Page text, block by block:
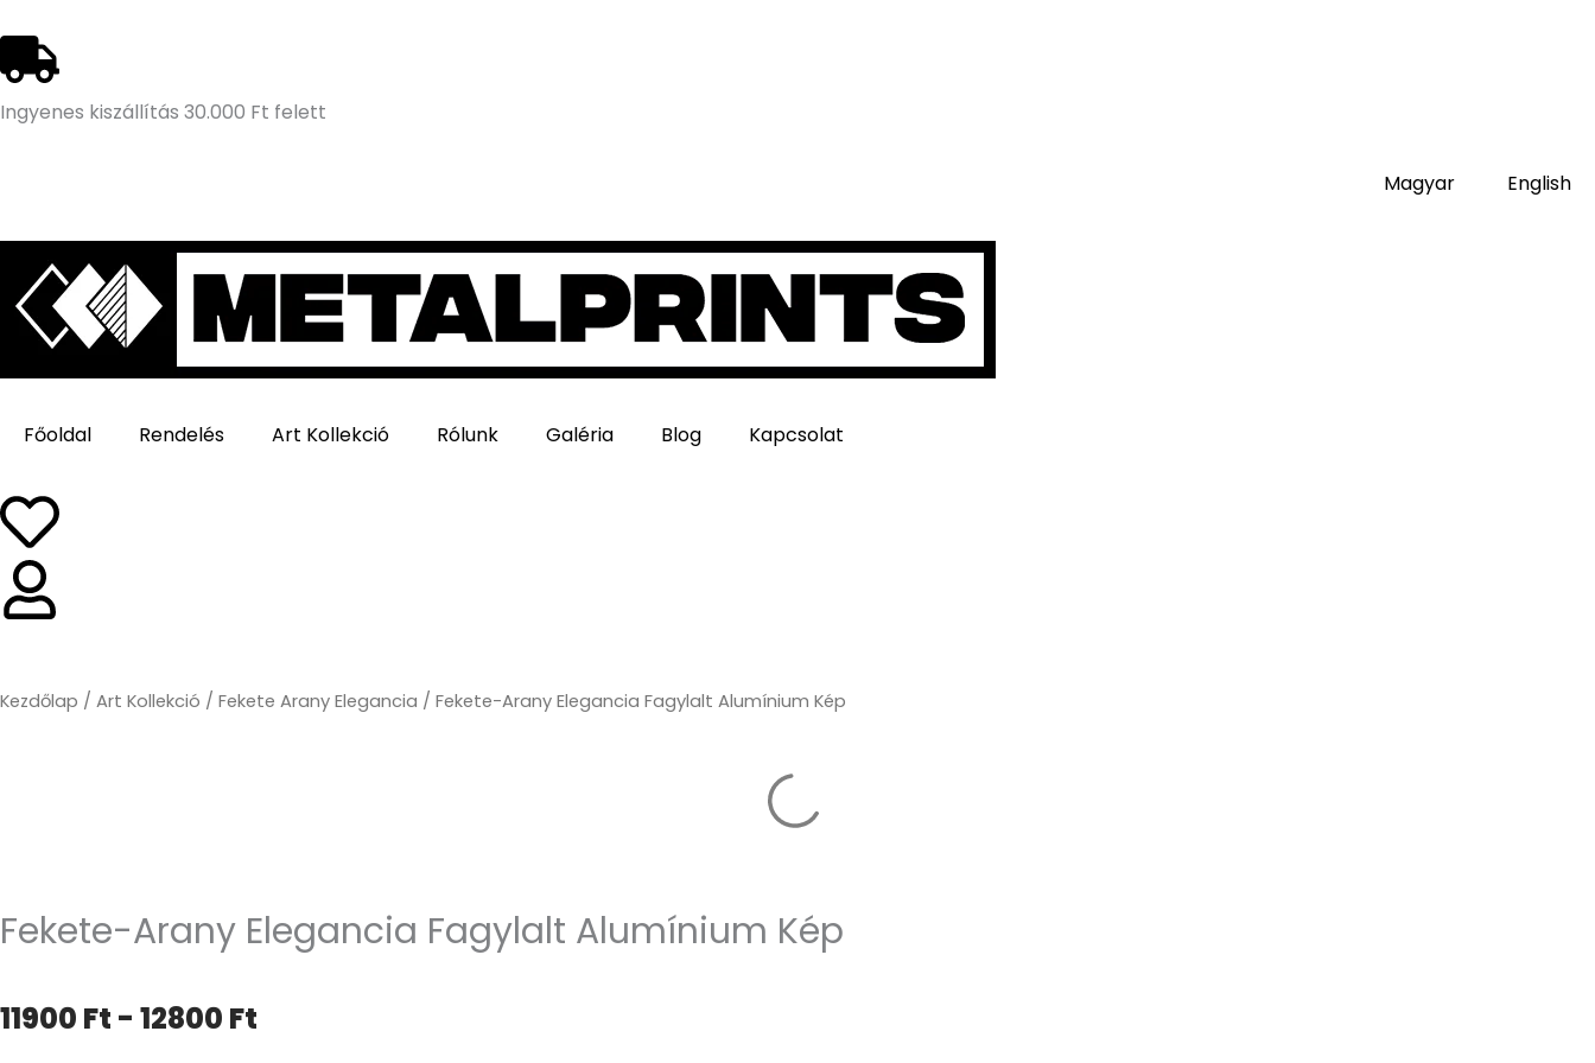
a
tartalomra
Ingyenes kiszállítás 30.000 Ft felett
Magyar English
Főoldal Rendelés Art Kollekció Rólunk Galéria Blog Kapcsolat
Kezdőlap / Art Kollekció / Fekete Arany Elegancia / Fekete-Arany Elegancia Fagylalt Alumínium Kép
Fekete-Arany Elegancia Fagylalt Alumínium Kép
11900 Ft - 12800 Ft